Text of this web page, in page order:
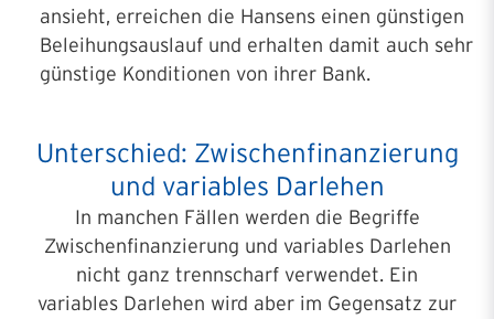
ansieht, erreichen die Hansens einen günstigen
Beleihungsauslauf und erhalten damit auch sehr
günstige Konditionen von ihrer Bank.
Unterschied: Zwischenfinan­zierung
und variables Darlehen
In manchen Fällen werden die Begriffe
Zwischenfinanzierung und variables Darlehen
nicht ganz trennscharf verwendet. Ein
variables Darlehen wird aber im Gegensatz zur